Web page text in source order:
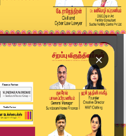
×
| 20 NOV 2025 | ...